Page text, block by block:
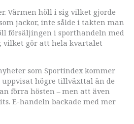
Värmen höll i sig vilket gjorde
jackor, inte sålde i takten man
försäljingen i sporthandeln med
vilket gör att hela kvartalet
som Sportindex kommer
högre tillväxttal än de
förra hösten – men att även
E-handeln backade med mer